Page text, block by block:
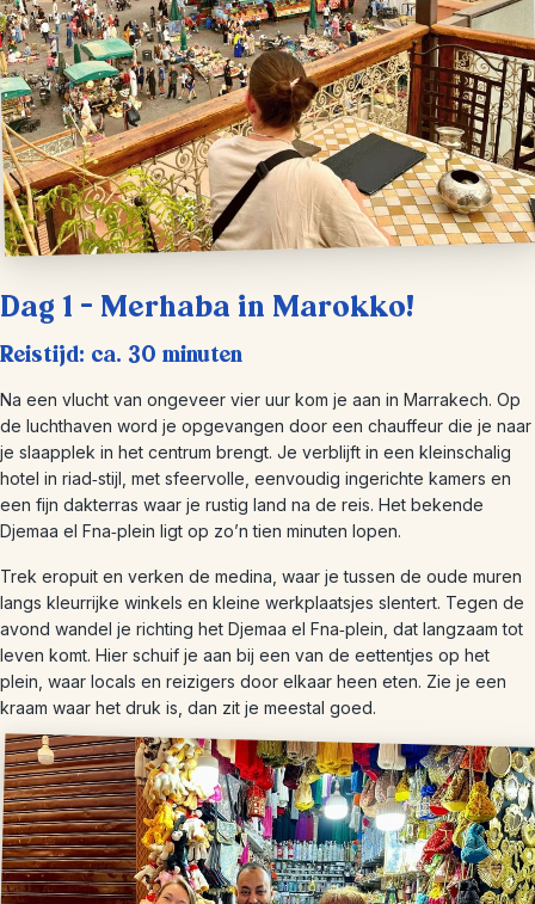
Dag 1 – Merhaba in Marokko!
Reistijd: ca. 30 minuten
Na een vlucht van ongeveer vier uur kom je aan in Marrakech. Op
de luchthaven word je opgevangen door een chauffeur die je naar
je slaapplek in het centrum brengt. Je verblijft in een kleinschalig
hotel in riad‑stijl, met sfeervolle, eenvoudig ingerichte kamers en
een fijn dakterras waar je rustig land na de reis. Het bekende
Djemaa el Fna‑plein ligt op zo’n tien minuten lopen.
Trek eropuit en verken de medina, waar je tussen de oude muren
langs kleurrijke winkels en kleine werkplaatsjes slentert. Tegen de
avond wandel je richting het Djemaa el Fna‑plein, dat langzaam tot
leven komt. Hier schuif je aan bij een van de eettentjes op het
plein, waar locals en reizigers door elkaar heen eten. Zie je een
kraam waar het druk is, dan zit je meestal goed.